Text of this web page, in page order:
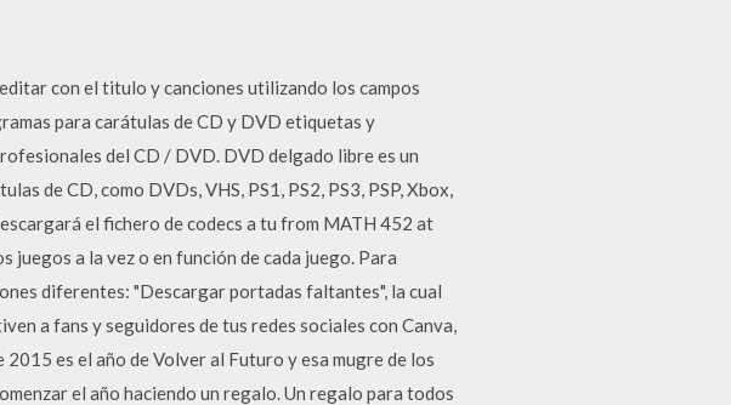
con el titulo y canciones utilizando los campos
para carátulas de CD y DVD etiquetas y
del CD / DVD. DVD delgado libre es un
de CD, como DVDs, VHS, PS1, PS2, PS3, PSP, Xbox,
el fichero de codecs a tu from MATH 452 at
a la vez o en función de cada juego. Para
diferentes: "Descargar portadas faltantes", la cual
a fans y seguidores de tus redes sociales con Canva,
es el año de Volver al Futuro y esa mugre de los
el año haciendo un regalo. Un regalo para todos